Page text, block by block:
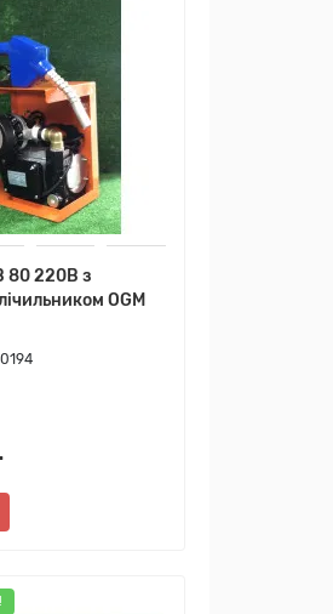
80 220В з
OGM